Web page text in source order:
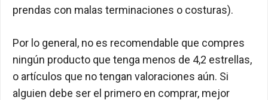
prendas con malas terminaciones o costuras).
Por lo general, no es recomendable que compres
ningún producto que tenga menos de 4,2 estrellas,
o artículos que no tengan valoraciones aún. Si
alguien debe ser el primero en comprar, mejor